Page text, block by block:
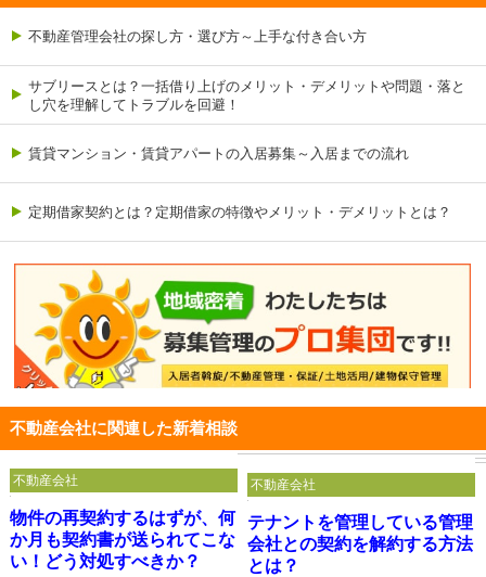
不動産管理会社の探し方・選び方～上手な付き合い方
サブリースとは？一括借り上げのメリット・デメリットや問題・落と
し穴を理解してトラブルを回避！
賃貸マンション・賃貸アパートの入居募集～入居までの流れ
定期借家契約とは？定期借家の特徴やメリット・デメリットとは？
不動産会社に関連した新着相談
物件の再契約するはずが、何
か月も契約書が送られてこな
い！どう対処すべきか？
不動産会社
テナントを管理している管理
会社との契約を解約する方法
とは？
不動産会社